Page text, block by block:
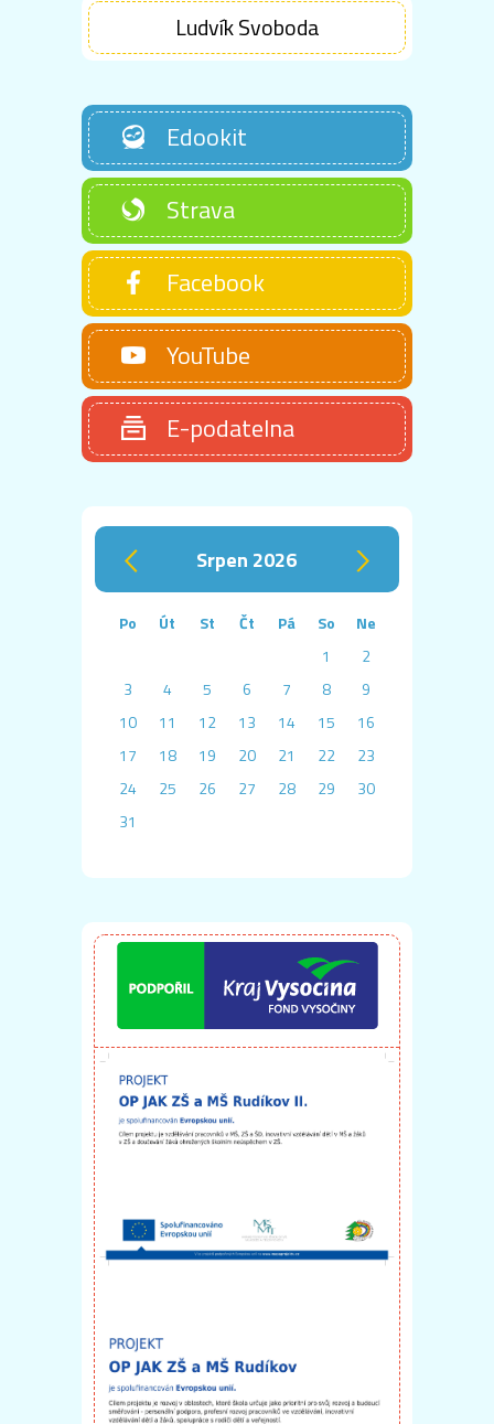
Ludvík Svoboda
Edookit
Strava
Facebook
YouTube
E-podatelna
‹ srpen 2026 ›
Po Út St Čt Pá So
Ne
1
2
3
4 5 6 7 8
9
10
11 12 13 14 15
16
17
18 19 20 21 22
23
24
25 26 27 28 29
30
31